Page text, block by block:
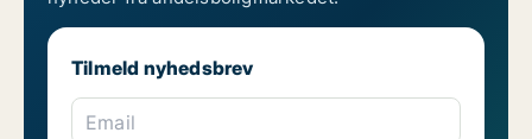
Tilmeld nyhedsbrev
Email